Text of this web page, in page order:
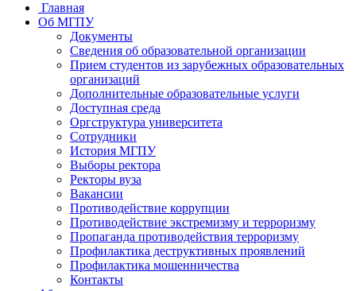
Главная
Об МГПУ
Документы
Сведения об образовательной организации
Прием студентов из зарубежных образовательных
организаций
Дополнительные образовательные услуги
Доступная среда
Оргструктура университета
Сотрудники
История МГПУ
Выборы ректора
Ректоры вуза
Вакансии
Противодействие коррупции
Противодействие экстремизму и терроризму
Пропаганда противодействия терроризму
Профилактика деструктивных проявлений
Профилактика мошенничества
Контакты